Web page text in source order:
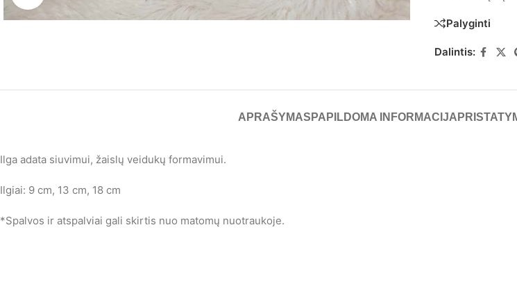
Palyginti
Dalintis:
APRAŠYMAS PAPILDOMA INFORMACIJA
Ilga adata siuvimui, žaislų veidukų formavimui.
Ilgiai: 9 cm, 13 cm, 18 cm
*Spalvos ir atspalviai gali skirtis nuo matomų nuotraukoje.